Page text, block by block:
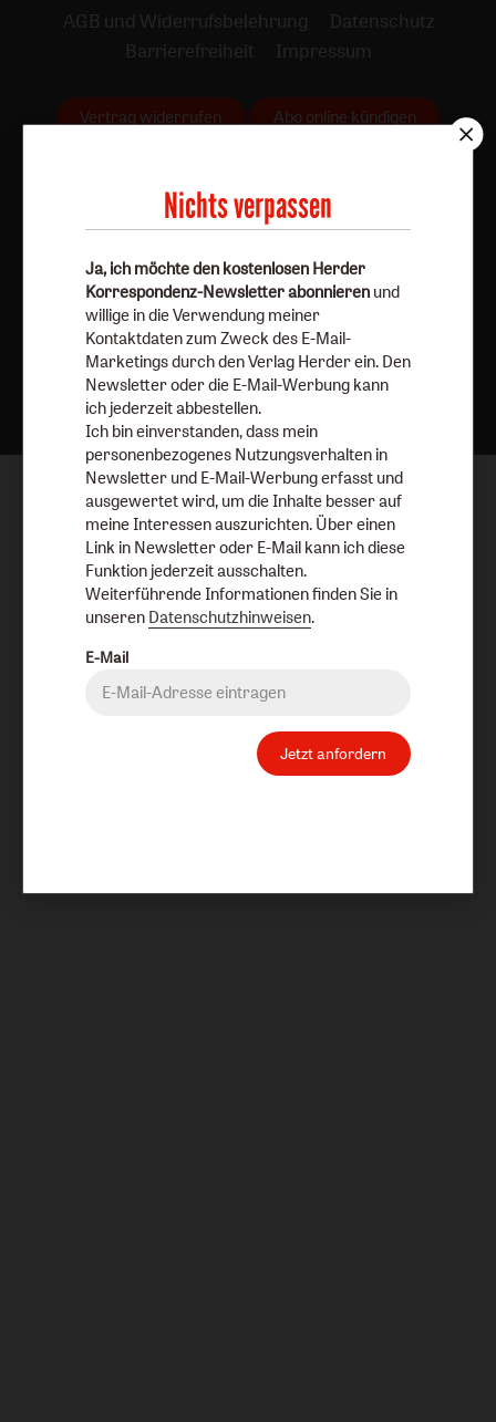
AGB und Widerrufsbelehrung
Datenschutz
Barrierefreiheit
Impressum
Vertrag widerrufen Abo online kündigen
Nach oben
Nichts verpassen
Ja, ich möchte den kostenlosen Herder
Korrespondenz-Newsletter abonnieren und
willige in die Verwendung meiner
Kontaktdaten zum Zweck des E-Mail-
Marketings durch den Verlag Herder ein. Den
Newsletter oder die E-Mail-Werbung kann
ich jederzeit abbestellen.
Ich bin einverstanden, dass mein
personenbezogenes Nutzungsverhalten in
Newsletter und E-Mail-Werbung erfasst und
ausgewertet wird, um die Inhalte besser auf
meine Interessen auszurichten. Über einen
Link in Newsletter oder E-Mail kann ich diese
Funktion jederzeit ausschalten.
Weiterführende Informationen finden Sie in
unseren Datenschutzhinweisen.
E-Mail
Jetzt anfordern